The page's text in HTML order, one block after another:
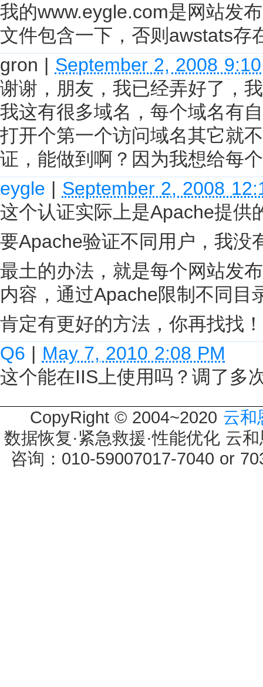
我的www.eygle.com是网站发
文件包含一下，否则awstats存
gron | September 2, 2008
谢谢，朋友，我已经弄好了，
我这有很多域名，每个域名有
打开个第一个访问域名其它就
证，能做到啊？因为我想给每
eygle | September 2, 2008
这个认证实际上是Apache提供
要Apache验证不同用户，我没
最土的办法，就是每个网站发
内容，通过Apache限制不同目
肯定有更好的方法，你再找找！
Q6 | May 7, 2010 2:08 PM
这个能在IIS上使用吗？调了多
CopyRight © 2004~2020 云和
数据恢复·紧急救援·性能优化 云
咨询：010-59007017-7040 or